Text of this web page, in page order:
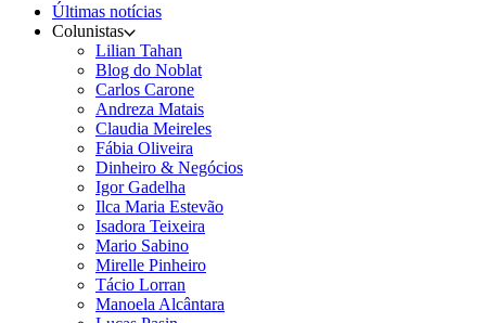
Últimas notícias
Colunistas
Lilian Tahan
Blog do Noblat
Carlos Carone
Andreza Matais
Claudia Meireles
Fábia Oliveira
Dinheiro & Negócios
Igor Gadelha
Ilca Maria Estevão
Isadora Teixeira
Mario Sabino
Mirelle Pinheiro
Tácio Lorran
Manoela Alcântara